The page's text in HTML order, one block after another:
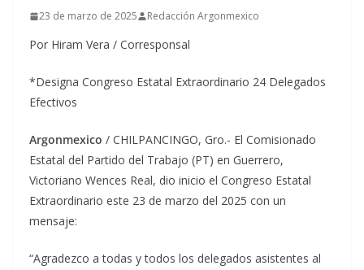
23 de marzo de 2025 Redacción Argonmexico
Por Hiram Vera / Corresponsal
*Designa Congreso Estatal Extraordinario 24 Delegados
Efectivos
Argonmexico / CHILPANCINGO, Gro.- El Comisionado
Estatal del Partido del Trabajo (PT) en Guerrero,
Victoriano Wences Real, dio inicio el Congreso Estatal
Extraordinario este 23 de marzo del 2025 con un
mensaje:
“Agradezco a todas y todos los delegados asistentes al